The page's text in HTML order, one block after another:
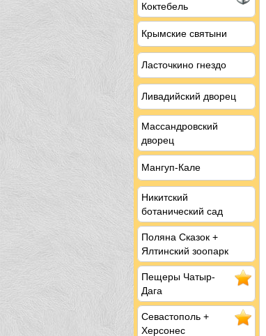
Коктебель
Крымские святыни
Ласточкино гнездо
Ливадийский дворец
Массандровский
дворец
Мангуп-Кале
Никитский
ботанический сад
Поляна Сказок +
Ялтинский зоопарк
Пещеры Чатыр-
Дага
Севастополь +
Херсонес